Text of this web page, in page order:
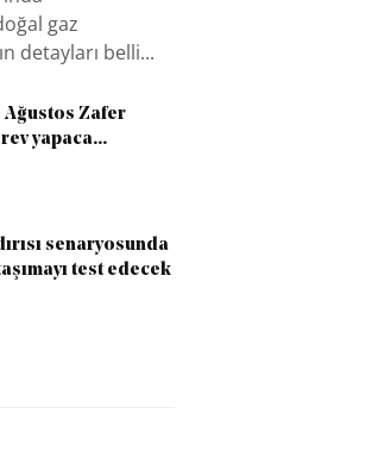
gaz
detayları belli...
Ağustos Zafer
yapaca...
senaryosunda
test edecek